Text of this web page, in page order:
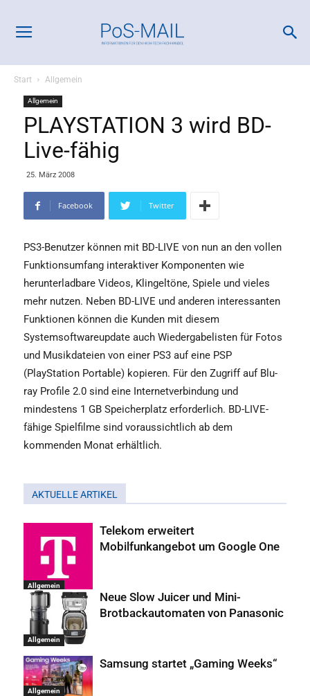
Start Allgemein
Allgemein
PLAYSTATION 3 wird BD-
Live-fähig
25. März 2008
Facebook Twitter
PS3-Benutzer können mit BD-LIVE von nun an den vollen
Funktionsumfang interaktiver Komponenten wie
herunterladbare Videos, Klingeltöne, Spiele und vieles
mehr nutzen. Neben BD-LIVE und anderen interessanten
Funktionen können die Kunden mit diesem
Systemsoftwareupdate auch Wiedergabelisten für Fotos
und Musikdateien von einer PS3 auf eine PSP
(PlayStation Portable) kopieren. Für den Zugriff auf Blu-
ray Profile 2.0 sind eine Internetverbindung und
mindestens 1 GB Speicherplatz erforderlich. BD-LIVE-
fähige Spielfilme sind voraussichtlich ab dem
kommenden Monat erhältlich.
AKTUELLE ARTIKEL
Allgemein
Telekom erweitert
Mobilfunkangebot um Google One
Allgemein
Neue Slow Juicer und Mini-
Brotbackautomaten von Panasonic
Allgemein
Samsung startet „Gaming Weeks“